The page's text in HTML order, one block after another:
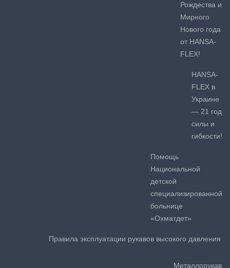
Рождества и
Мирного
Нового года
от HANSA-
FLEX!
HANSA-
FLEX в
Украине
— 21 год
силы и
гибкости!
Помощь
Национальной
детской
специализированной
больнице
«Охматдет»
Правила эксплуатации рукавов высокого давления
Металлорукав